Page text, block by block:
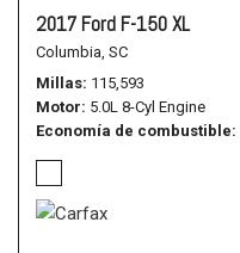
2017 Ford F-150 XL
Columbia, SC
Millas 115,593
Motor 5.0L 8-Cyl Engine
Economía de combustible